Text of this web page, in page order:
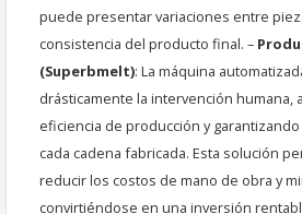
puede presentar variaciones entre
consistencia del producto final. –
(Superbmelt): La máquina
drásticamente la intervención humana,
eficiencia de producción y
cada cadena fabricada. Esta solución
reducir los costos de mano de obra y
convirtiéndose en una inversión